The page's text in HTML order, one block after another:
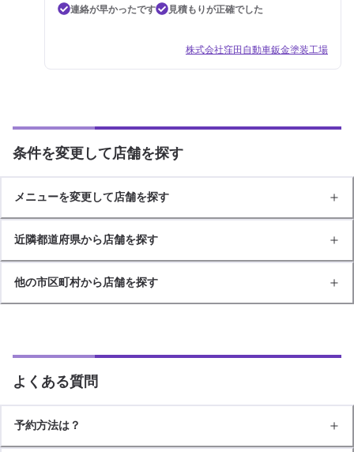
連絡が早かったです
見積もりが正確でした
株式会社窪田自動車鈑金塗装工場
条件を変更して店舗を探す
メニューを変更して店舗を探す
近隣都道府県から店舗を探す
他の市区町村から店舗を探す
よくある質問
予約方法は？